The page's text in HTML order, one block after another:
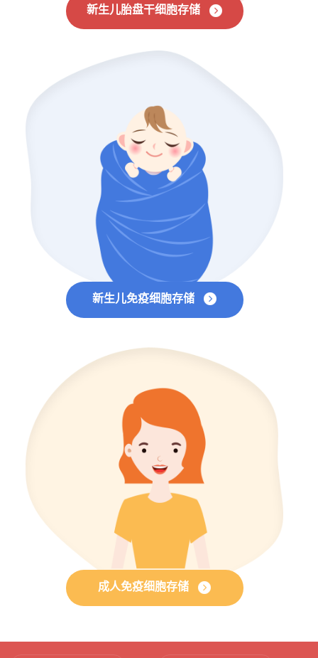
新生儿胎盘干细胞存储
新生儿免疫细胞存储
成人免疫细胞存储